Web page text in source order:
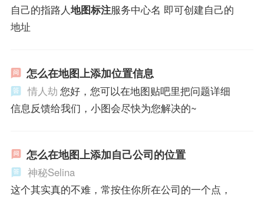
自己的指路人地图标注服务中心名 即可创建自己的
地址
怎么在地图上添加位置信息
情人劫 您好，您可以在地图贴吧里把问题详细
信息反馈给我们，小图会尽快为您解决的~
怎么在地图上添加自己公司的位置
神秘Selina
这个其实真的不难，常按住你所在公司的一个点，